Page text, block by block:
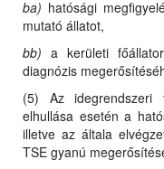
ba) hatósági
mutató állatot,
bb) a kerületi
diagnózis
(5) Az idegrendszeri
elhullása esetén a
illetve az általa
TSE gyanú